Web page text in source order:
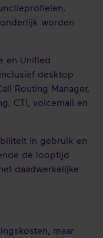
worden
en Unified
desktop
Routing Manager,
CTI, voicemail en
in gebruik en
de looptijd
daadwerkelijke
maar